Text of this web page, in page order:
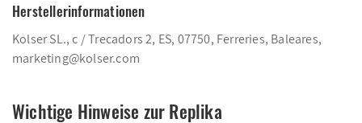
Herstellerinformationen
Kolser SL., c / Trecadors 2, ES, 07750, Ferreries, Baleares,
marketing@kolser.com
Wichtige Hinweise zur Replika